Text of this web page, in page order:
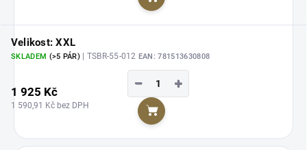
Do košíku
Velikost: XXL
SKLADEM (>5 PÁR) | TSBR-55-012 EAN: 781513630808
1 925 Kč
1 590,91 Kč bez DPH
+
−
Do košíku